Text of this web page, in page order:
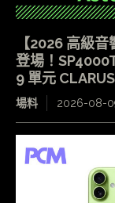
【2026 高級
登場！
9 單元
場料 2026-08-